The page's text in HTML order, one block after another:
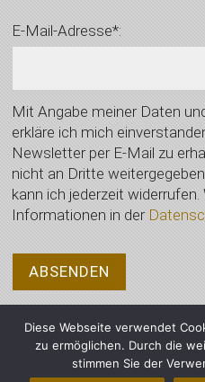
E-Mail-Adresse*:
Mit Angabe meiner Daten
erkläre ich mich
Newsletter per E-Mail zu
nicht an Dritte
kann ich jederzeit
Informationen in der
Diese Webseite verwendet
zu ermöglichen. Durch die
stimmen Sie der